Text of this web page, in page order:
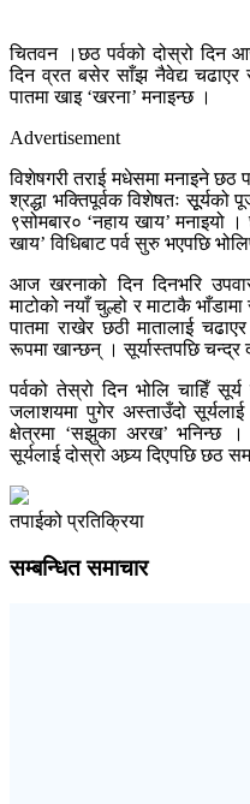
चितवन ।छठ पर्वको दोस्रो
दिन व्रत बसेर साँझ नैवेद्य चढाएर
पातमा खाइ ‘खरना’ मनाइन्छ ।
Advertisement
विशेषगरी तराई मधेसमा मनाइने
श्रद्धा भक्तिपूर्वक विशेषतः सूूर्यको
९सोमबार० ‘नहाय खाय’ मनाइयो
खाय’ विधिबाट पर्व सुरु भएपछि
आज खरनाको दिन दिनभरि
माटोको नयाँ चुल्हो र माटाकै
पातमा राखेर छठी मातालाई
रूपमा खान्छन् । सूर्यास्तपछि चन्द्र
पर्वको तेस्रो दिन भोलि चाहिँ
जलाशयमा पुगेर अस्ताउँदो
क्षेत्रमा ‘सझुका अरख’ भनिन्छ ।
सूर्यलाई दोस्रो अघ्र्य दिएपछि छठ
तपाईको प्रतिक्रिया
सम्बन्धित समाचार